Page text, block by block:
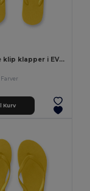
komfortable klip klapper i EVA og med PVC rem
Farver
Kurv